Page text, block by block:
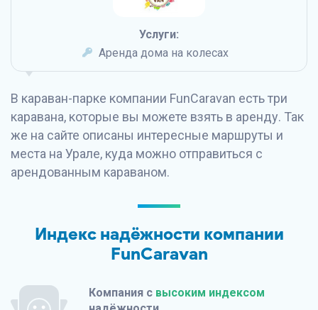
Услуги:
Аренда дома на колесах
В караван-парке компании FunCaravan есть три
каравана, которые вы можете взять в аренду. Так
же на сайте описаны интересные маршруты и
места на Урале, куда можно отправиться с
арендованным караваном.
Индекс надёжности компании
FunCaravan
Компания с высоким индексом